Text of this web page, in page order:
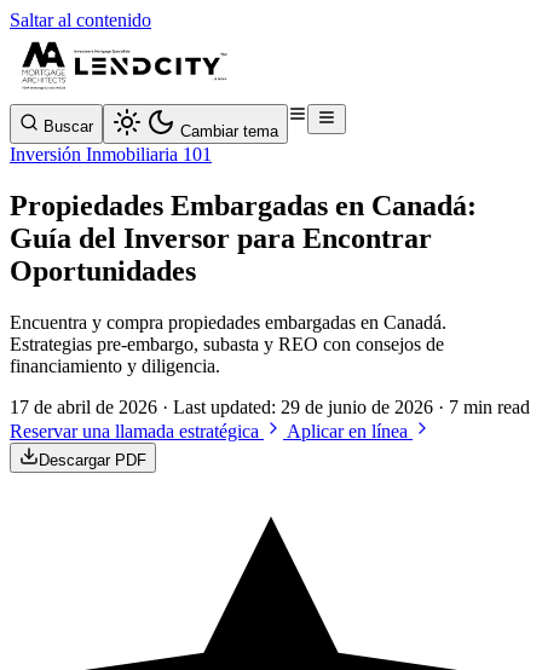
Saltar al contenido
Buscar Cambiar tema
Inversión Inmobiliaria 101
Propiedades Embargadas en Canadá:
Guía del Inversor para Encontrar
Oportunidades
Encuentra y compra propiedades embargadas en Canadá.
Estrategias pre-embargo, subasta y REO con consejos de
financiamiento y diligencia.
17 de abril de 2026 · Last updated: 29 de junio de 2026 · 7 min read
Reservar una llamada estratégica
Aplicar en línea
Descargar PDF